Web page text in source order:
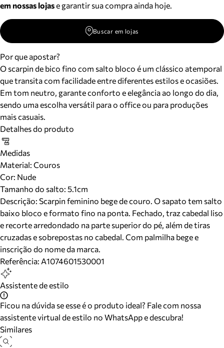
em nossas lojase garantir sua compra ainda hoje.
Buscar em lojas
Por que apostar?
O scarpin de bico fino com salto bloco é um clássico atemporal
que transita com facilidade entre diferentes estilos e ocasiões.
Em tom neutro, garante conforto e elegância ao longo do dia,
sendo uma escolha versátil para o office ou para produções
mais casuais.
Detalhes do produto
Medidas
Material: Couros
Cor: Nude
Tamanho do salto: 5.1cm
Descrição: Scarpin feminino bege de couro. O sapato tem salto
baixo bloco e formato fino na ponta. Fechado, traz cabedal liso
e recorte arredondado na parte superior do pé, além de tiras
cruzadas e sobrepostas no cabedal. Com palmilha bege e
inscrição do nome da marca.
Referência: A1074601530001
Assistente de estilo
Ficou na dúvida se esse é o produto ideal? Fale com nossa
assistente virtual de estilo no WhatsApp e descubra!
Similares